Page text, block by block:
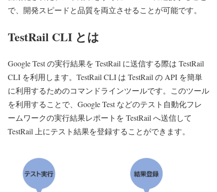
で、開発スピードと品質を両立させることが可能です。
TestRail CLI とは
Google Test の実行結果を TestRail に送信する際は TestRail
CLI を利用します。TestRail CLI は TestRail の API を簡単
に利用するためのコマンドラインツールです。このツール
を利用することで、Google Test などのテスト自動化フレ
ームワークの実行結果レポートを TestRail へ送信して
TestRail 上にテスト結果を登録することができます。